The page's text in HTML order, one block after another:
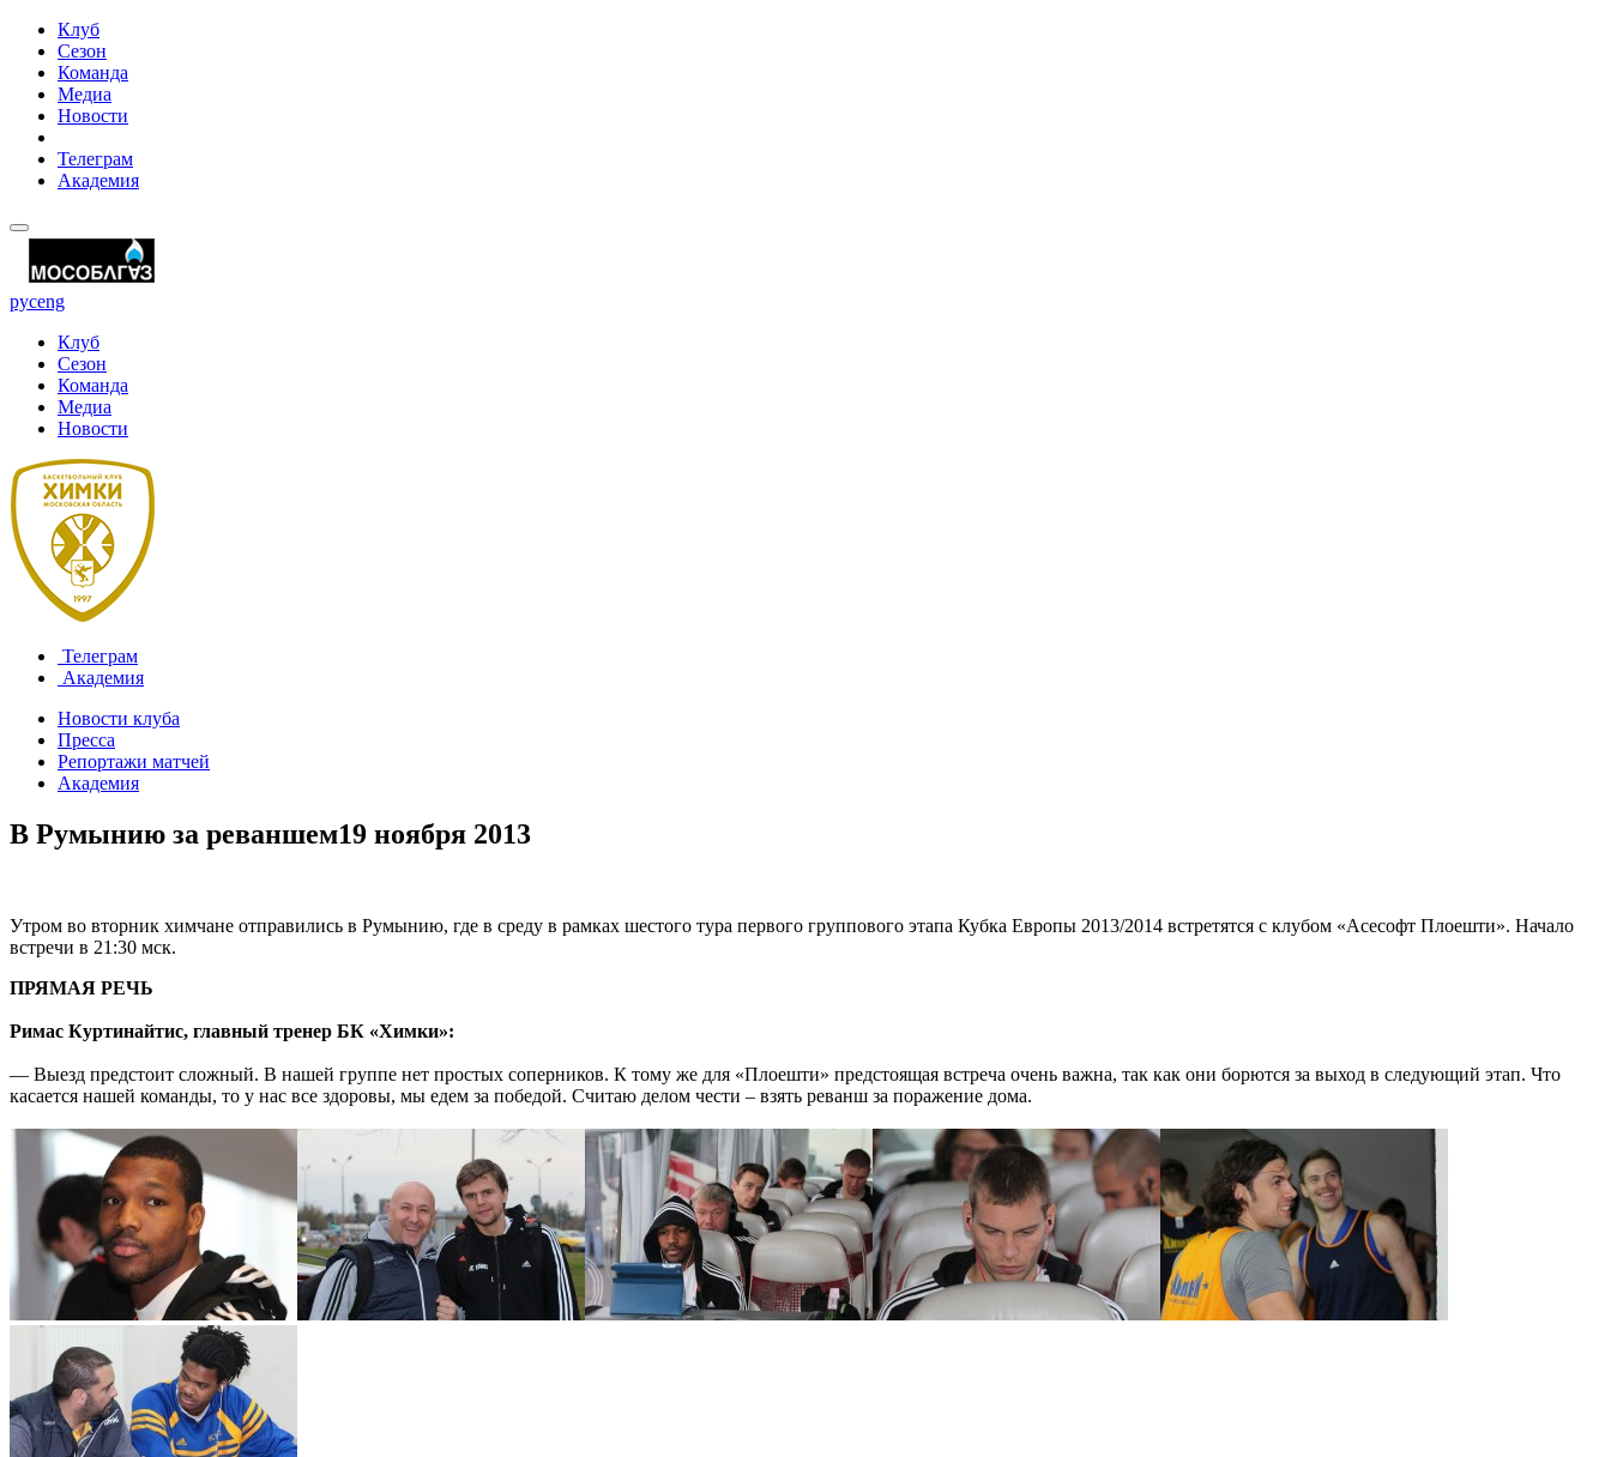
Клуб
Сезон
Команда
Медиа
Новости
Телеграм
Академия
русeng
Клуб
Сезон
Команда
Медиа
Новости
Телеграм
Академия
Новости клуба
Пресса
Репортажи матчей
Академия
В Румынию за реваншем19 ноября 2013
Утром во вторник химчане отправились в Румынию, где в среду в рамках шестого тура первого группового этапа Кубка Европы 2013/2014 встретятся с клубом «Асесофт Плоешти». Начало
встречи в 21:30 мск.
ПРЯМАЯ РЕЧЬ
Римас Куртинайтис, главный тренер БК «Химки»:
— Выезд предстоит сложный. В нашей группе нет простых соперников. К тому же для «Плоешти» предстоящая встреча очень важна, так как они борются за выход в следующий этап. Что
касается нашей команды, то у нас все здоровы, мы едем за победой. Считаю делом чести – взять реванш за поражение дома.